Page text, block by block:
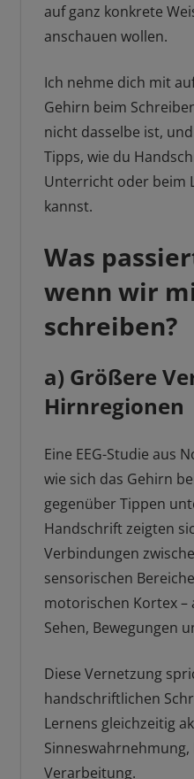
auf ganz konkrete
anschauen wollen.
Ich nehme dich mit
Gehirn beim
nicht dasselbe ist,
Tipps, wie du
Unterricht oder beim
kannst.
Was
wenn wir
schreiben?
a) Größere
Hirnregionen
Eine EEG-Studie aus
wie sich das Gehirn
gegenüber Tippen
Handschrift zeigten
Verbindungen
sensorischen
motorischen Kortex –
Sehen, Bewegungen
Diese Vernetzung
handschriftlichen
Lernens gleichzeitig
Verarbeitung.